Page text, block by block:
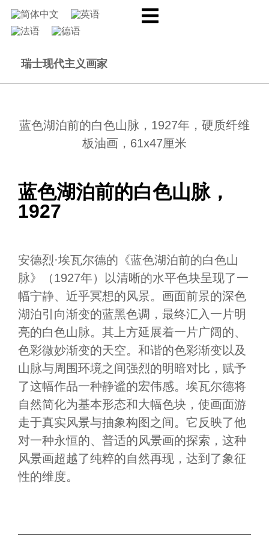
瑞士现代主义画家
蓝色湖泊前的白色山脉，1927年，硬质纤维
板油画，61x47厘米
蓝色湖泊前的白色山脉，
1927
安德烈·埃瓦尔德的《蓝色湖泊前的白色山
脉》（1927年）以清晰的水平色块呈现了一
幅宁静、近乎冥想的风景。画面前景的深色
湖泊引向渐变的蓝黑色调，最终汇入一片明
亮的白色山脉。其上方延展着一片广阔的、
色彩微妙渐变的天空。和谐的色彩渐变以及
山脉与周围环境之间强烈的明暗对比，赋予
了这幅作品一种静谧的宏伟感。埃瓦尔德将
自然简化为基本形态和大幅色块，使画面游
走于真实风景与抽象构图之间。它反映了他
对一种永恒的、普适的风景画的探索，这种
风景画超越了纯粹的自然再现，达到了象征
性的维度。